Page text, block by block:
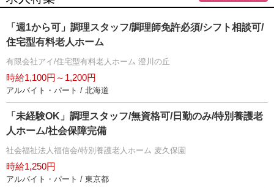
「週1から可」調理スタッフ/調理師免許必須/シフト相談可/
住宅型有料老人ホーム
有限会社アイ/住宅型有料老人ホーム 澄川の丘
時給1,100円～1,200円
アルバイト・パート / 北海道
「未経験OK」調理スタッフ/無資格可/日勤のみ/特別養護老
人ホーム/社会保障完備
社会福祉法人福信会/特別養護老人ホーム 麦久保園
時給1,250円
アルバイト・パート / 東京都